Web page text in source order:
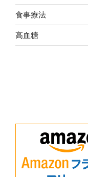
食事療法
高血糖